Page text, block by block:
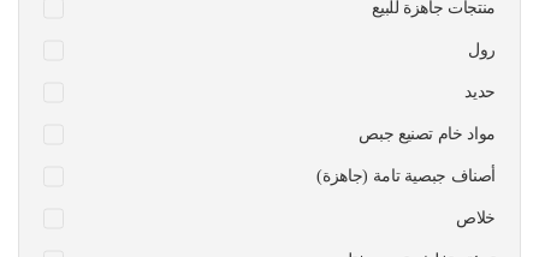
منتجات جاهزة للبيع
رول
حديد
مواد خام تصنيع جبص
أصناف جبصية تامة (جاهزة)
خلاص